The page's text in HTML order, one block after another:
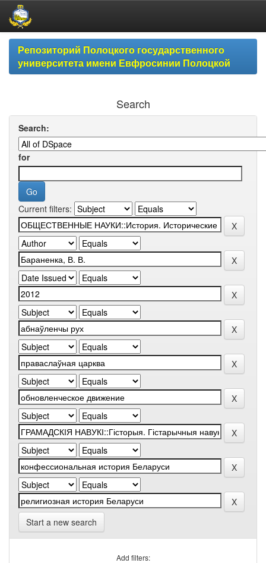
Skip
navigationРепозиторий Полоцкого государственного
университета имени Евфросинии Полоцкой
Search
Search:
for
Current filters:
Start a new search
Add filters: